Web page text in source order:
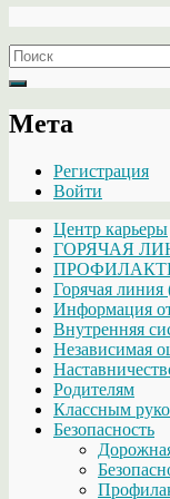
Search
for:
Мета
Регистрация
Войти
Центр карьеры
ГОРЯЧАЯ
Горячая
Информация
Внутренняя
Независимая
Родителям
Классным
Безопасность